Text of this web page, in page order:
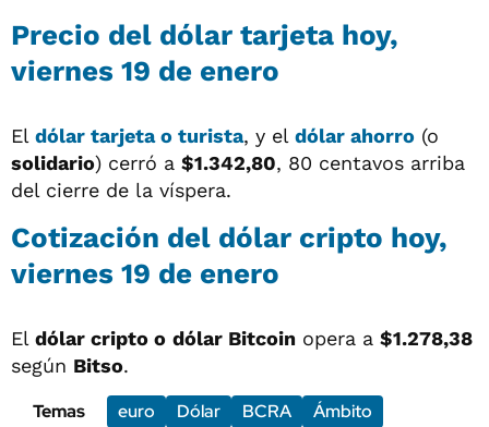
Precio del dólar tarjeta hoy,
viernes 19 de enero
El dólar tarjeta o turista, y el dólar ahorro (o
solidario) cerró a $1.342,80, 80 centavos arriba
del cierre de la víspera.
Cotización del dólar cripto hoy,
viernes 19 de enero
El dólar cripto o dólar Bitcoin opera a $1.278,38
según Bitso.
Temas
euro Dólar BCRA Ámbito